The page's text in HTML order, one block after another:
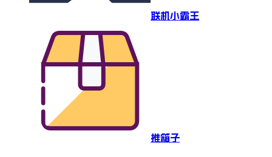
联机小霸王
推箱子